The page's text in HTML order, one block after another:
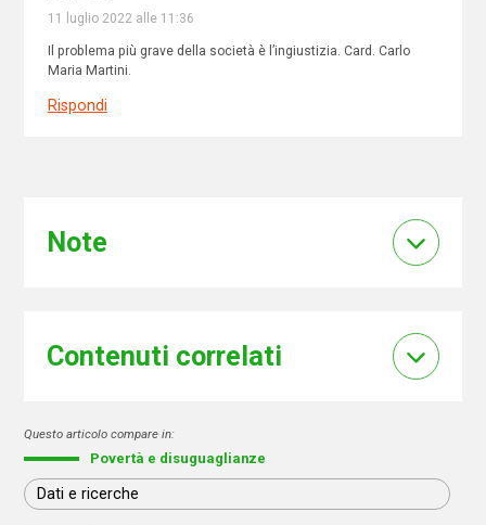
11 luglio 2022 alle 11:36
Il problema più grave della società è l’ingiustizia. Card. Carlo
Maria Martini.
Rispondi
Note
Contenuti correlati
Questo articolo compare in:
Povertà e disuguaglianze
Dati e ricerche